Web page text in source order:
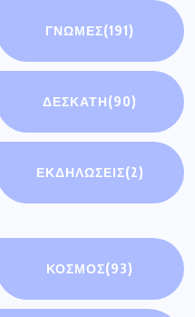
ΓΝΩΜΕΣ(191)
ΔΕΣΚΑΤΗ(90)
ΕΚΔΗΛΩΣΕΙΣ(2)
ΚΟΣΜΟΣ(93)